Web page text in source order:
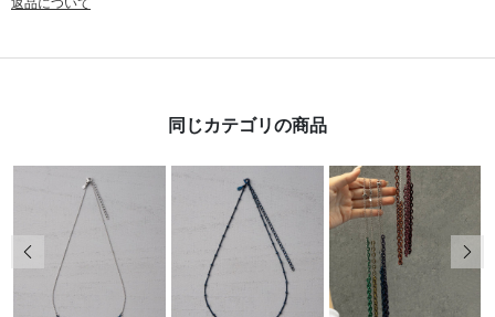
返品について
同じカテゴリの商品
前の画像